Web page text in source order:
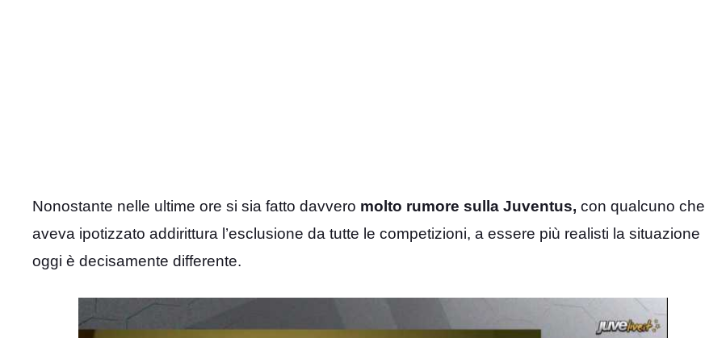
Nonostante nelle ultime ore si sia fatto davvero molto rumore sulla Juventus, con qualcuno che
aveva ipotizzato addirittura l’esclusione da tutte le competizioni, a essere più realisti la situazione
oggi è decisamente differente.